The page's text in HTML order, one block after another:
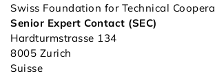
Swiss Foundation for Technical
Senior Expert Contact (SEC)
Hardturmstrasse 134
8005 Zurich
Suisse